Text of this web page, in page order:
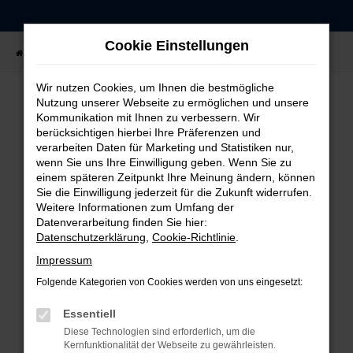
Zum
springen
Fahrzeugangebote Fahrzeug-Showroom
FEHLER: NETWORK ERROR
Beim Laden ist ein Fehler aufgetreten.
Hier sind ein paar Tipps, die dir helfen können:
Überprüfe deine Firewall und deine
Internetverbindung.
Suchmaschine?
Manche Erweiterungen, wie Werbeblocker,
können das Laden bestimmter Seiten
verhindern. Funktioniert die Seite in einem
Cookie Einstellungen
Wir nutzen Cookies, um Ihnen die bestmögliche
Nutzung unserer Webseite zu ermöglichen und unsere
Kommunikation mit Ihnen zu verbessern. Wir
berücksichtigen hierbei Ihre Präferenzen und
verarbeiten Daten für Marketing und Statistiken nur,
wenn Sie uns Ihre Einwilligung geben. Wenn Sie zu
einem späteren Zeitpunkt Ihre Meinung ändern, können
Sie die Einwilligung jederzeit für die Zukunft widerrufen.
Weitere Informationen zum Umfang der
Datenverarbeitung finden Sie hier:
Datenschutzerklärung Cookie-Richtlinie
Impressum
Folgende Kategorien von Cookies werden von uns eingesetzt:
Essentiell
Diese Technologien sind erforderlich, um die
Kernfunktionalität der Webseite zu gewährleisten.